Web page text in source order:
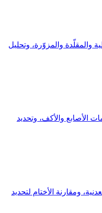
والمقلّدة والمزوّرة، وتحليل
الأصابع والأكف، وتحديد
ومقارنة الأختام لتحديد